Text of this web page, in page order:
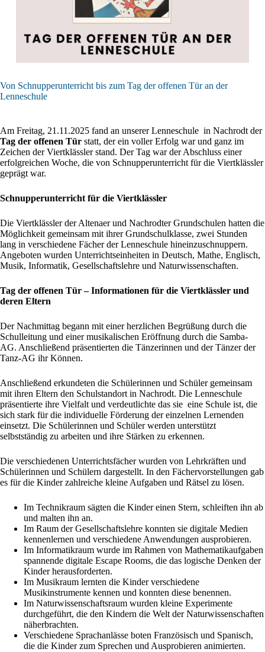
Von Schnupperunterricht bis zum Tag der offenen Tür an der
Lenneschule
Am Freitag, 21.11.2025 fand an unserer Lenneschule in Nachrodt der
Tag der offenen Tür statt, der ein voller Erfolg war und ganz im
Zeichen der Viertklässler stand. Der Tag war der Abschluss einer
erfolgreichen Woche, die von Schnupperunterricht für die Viertklässler
geprägt war.
Schnupperunterricht für die Viertklässler
Die Viertklässler der Altenaer und Nachrodter Grundschulen hatten die
Möglichkeit gemeinsam mit ihrer Grundschulklasse, zwei Stunden
lang in verschiedene Fächer der Lenneschule hineinzuschnuppern.
Angeboten wurden Unterrichtseinheiten in Deutsch, Mathe, Englisch,
Musik, Informatik, Gesellschaftslehre und Naturwissenschaften.
Tag der offenen Tür – Informationen für die Viertklässler und
deren Eltern
Der Nachmittag begann mit einer herzlichen Begrüßung durch die
Schulleitung und einer musikalischen Eröffnung durch die Samba-
AG. Anschließend präsentierten die Tänzerinnen und der Tänzer der
Tanz-AG ihr Können.
Anschließend erkundeten die Schülerinnen und Schüler gemeinsam
mit ihren Eltern den Schulstandort in Nachrodt. Die Lenneschule
präsentierte ihre Vielfalt und verdeutlichte das sie eine Schule ist, die
sich stark für die individuelle Förderung der einzelnen Lernenden
einsetzt. Die Schülerinnen und Schüler werden unterstützt
selbstständig zu arbeiten und ihre Stärken zu erkennen.
Die verschiedenen Unterrichtsfächer wurden von Lehrkräften und
Schülerinnen und Schülern dargestellt. In den Fächervorstellungen gab
es für die Kinder zahlreiche kleine Aufgaben und Rätsel zu lösen.
Im Technikraum sägten die Kinder einen Stern, schleiften ihn ab
und malten ihn an.
Im Raum der Gesellschaftslehre konnten sie digitale Medien
kennenlernen und verschiedene Anwendungen ausprobieren.
Im Informatikraum wurde im Rahmen von Mathematikaufgaben
spannende digitale Escape Rooms, die das logische Denken der
Kinder herausforderten.
Im Musikraum lernten die Kinder verschiedene
Musikinstrumente kennen und konnten diese benennen.
Im Naturwissenschaftsraum wurden kleine Experimente
durchgeführt, die den Kindern die Welt der Naturwissenschaften
näherbrachten.
Verschiedene Sprachanlässe boten Französisch und Spanisch,
die die Kinder zum Sprechen und Ausprobieren animierten.